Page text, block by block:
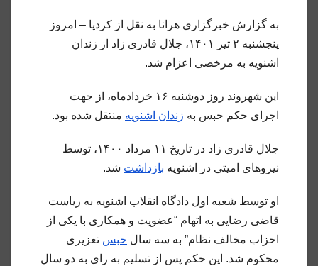
به گزارش خبرگزاری هرانا به نقل از کردپا – امروز
پنجشنبه ۲ تیر ۱۴۰۱، جلال قادری زاد از زندان
اشنویه به مرخصی اعزام شد.
این شهروند روز دوشنبە ۱۶ خردادماە، از جهت
اجرای حکم حبس به زندان اشنویه منتقل شده بود.
جلال قادری زاد در تاریخ ۱۱ مرداد ۱۴۰۰، توسط
نیروهای امیتی در اشنویه بازداشت شد.
او توسط شعبه اول دادگاه انقلاب اشنویه به ریاست
قاضی رضایی به اتهام “عضویت و همکاری با یکی از
احزاب مخالف نظام” به سه سال حبس تعزیری
محکوم شد. این حکم پس از تسلیم به رای به دو سال